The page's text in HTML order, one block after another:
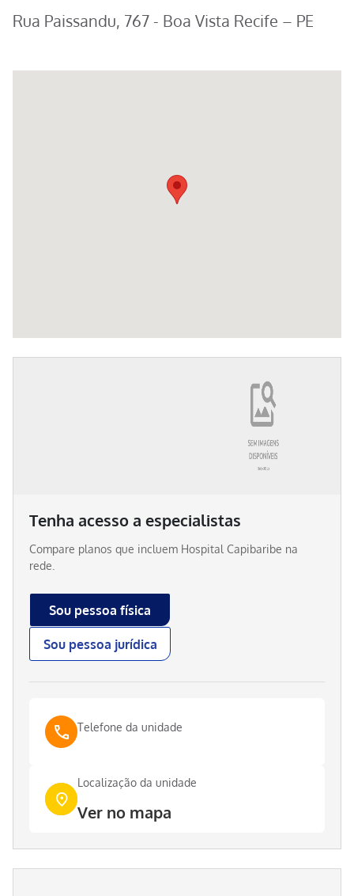
Rua Paissandu, 767 - Boa Vista Recife – PE
Tenha acesso a especialistas
Compare planos que incluem Hospital Capibaribe na
rede.
Sou pessoa física
Sou pessoa jurídica
Telefone da unidade
Localização da unidade
Ver no mapa